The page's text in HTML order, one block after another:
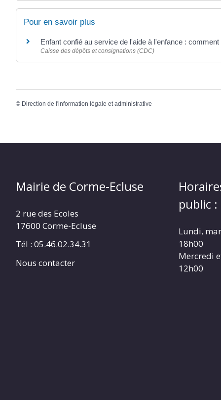
Pour en savoir plus
Enfant confié au service de l'aide à l'enfance :
Caisse des dépôts et consignations (CDC)
© Direction de l'information légale et administrative
Mairie de Corme-Ecluse
2 rue des Ecoles
17600 Corme-Ecluse
Tél : 05.46.02.34.31
Nous contacter
public :
Lundi,
18h00
Mercredi
12h00